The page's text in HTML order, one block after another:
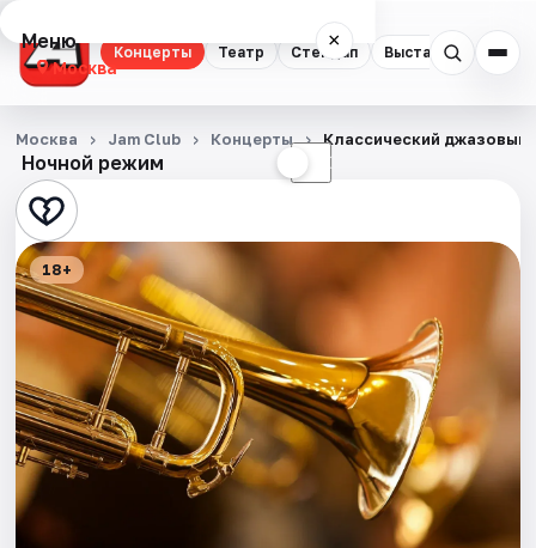
Концерты Театр Стендап Выставки
Меню ×
Москва
Концерты
Театр
Стендап
Выставки
Квесты
Экскурсии
Спорт
События
Ночной режим ☾
Москва Jam Club Концерты Классический
18+